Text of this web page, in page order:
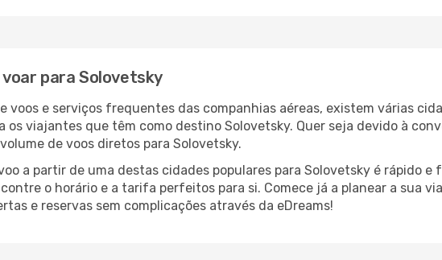
para Solovetsky
voos e serviços frequentes das companhias aéreas, existem várias
os viajantes que têm como destino Solovetsky. Quer seja devido à
de voos diretos para Solovetsky.
a partir de uma destas cidades populares para Solovetsky é rápido
o horário e a tarifa perfeitos para si. Comece já a planear a sua
e reservas sem complicações através da eDreams!